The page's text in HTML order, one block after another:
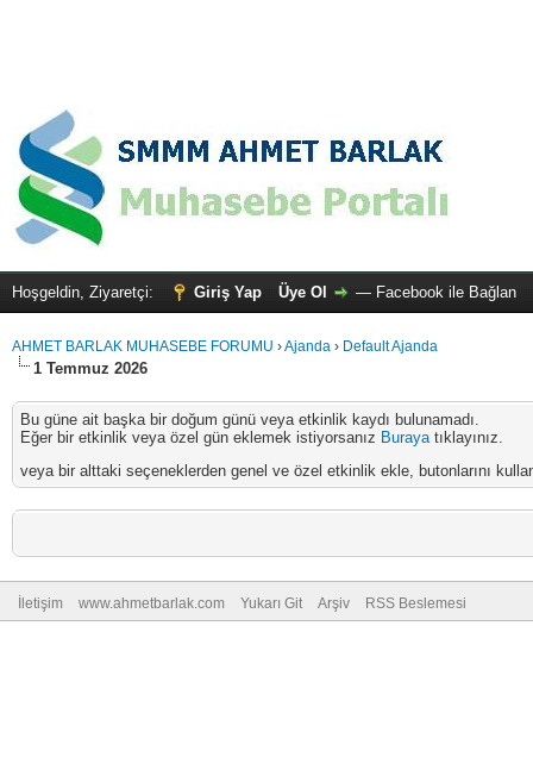
Hoşgeldin, Ziyaretçi: Giriş Yap Üye Ol — Facebook ile Bağlan
AHMET BARLAK MUHASEBE FORUMU ›Ajanda › Default Ajanda
1 Temmuz 2026
Bu güne ait başka bir doğum günü veya etkinlik kaydı bulunamadı.
Eğer bir etkinlik veya özel gün eklemek istiyorsanız Burayatıklayınız.
veya bir alttaki seçeneklerden genel ve özel etkinlik ekle, butonlarını
İletişim www.ahmetbarlak.com Yukarı Git Arşiv RSS Beslemesi